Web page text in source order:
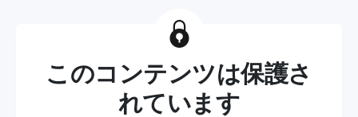
このコンテンツは保護さ
れています